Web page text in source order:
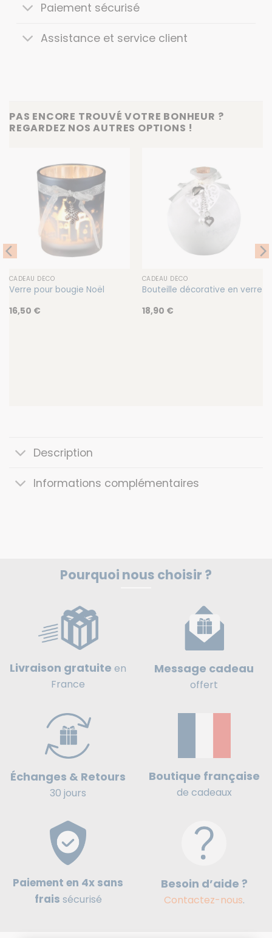
Paiement sécurisé
Assistance et service client
PAS ENCORE TROUVÉ VOTRE BONHEUR ?
REGARDEZ NOS AUTRES OPTIONS !
CADEAU DÉCO
Verre pour bougie Noël
16,50 €
CADEAU DÉCO
Bouteille décorative en verre
18,90 €
Description
Informations complémentaires
Pourquoi nous choisir ?
Livraison gratuite en
France
Message cadeau
offert
Échanges & Retours
30 jours
Boutique française
de cadeaux
Paiement en 4x sans
frais sécurisé
Besoin d’aide ?
Contactez-nous.